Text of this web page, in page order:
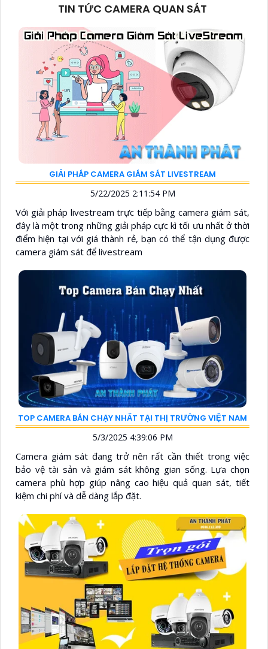
TIN TỨC CAMERA QUAN SÁT
GIẢI PHÁP CAMERA GIÁM SÁT LIVESTREAM
5/22/2025 2:11:54 PM
Với giải pháp livestream trực tiếp bằng camera giám sát,
đây là một trong những giải pháp cực kì tối ưu nhất ở thời
điểm hiện tại với giá thành rẻ, bạn có thể tận dụng được
camera giám sát để livestream
TOP CAMERA BÁN CHẠY NHẤT TẠI THỊ TRƯỜNG VIỆT NAM
5/3/2025 4:39:06 PM
Camera giám sát đang trở nên rất cần thiết trong việc
bảo vệ tài sản và giám sát không gian sống. Lựa chọn
camera phù hợp giúp nâng cao hiệu quả quan sát, tiết
kiệm chi phí và dễ dàng lắp đặt.